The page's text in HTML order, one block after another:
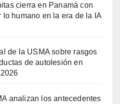
cierra en Panamá con
humano en la era de la IA
de la USMA sobre rasgos
de autolesión en
analizan los antecedentes